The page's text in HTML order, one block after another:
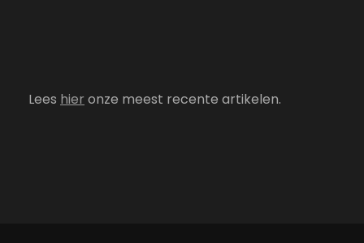
Lees hier onze meest recente artikelen.